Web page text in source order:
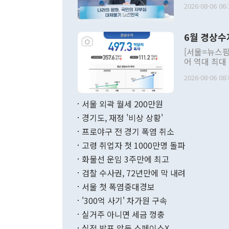
발언 중에는
주의적 희망
관의 대북
관 부처 장
관의 무리한
다. [정동영 통일부 장관이 지난달 23일 오후 서울 종로구 정부서울청사에
무너졌다고
함께 4자 대
2026-08-06
6월 경상
[서울=뉴스
어 역대 최
료=한국은행] 한국은행이 6일 발표한 '2026년 6월 국제수지(잠정)'
며 월간 기
196.9% 급
수출은
2026-08-06
서울 외곽 월세 200만원
경기도, 재정 '비상 상황'
프로야구 전 경기 폭염 취소
고령 취업자 첫 1000만명 돌파
화물선 운임 3주만에 최고
검찰 수사권, 72년만에 막 내려
서울 첫 폭염중대경보
'300억 사기' 차가원 구속
실거주 아니면 세금 껑충